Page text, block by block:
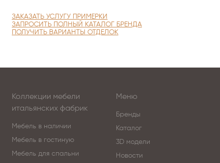
ЗАКАЗАТЬ УСЛУГУ ПРИМЕРКИ
ЗАПРОСИТЬ ПОЛНЫЙ КАТАЛОГ БРЕНДА
ПОЛУЧИТЬ ВАРИАНТЫ ОТДЕЛОК
Коллекции мебели
итальянских фабрик
Мебель в наличии
Мебель в гостиную
Мебель для спальни
Меню
Бренды
Каталог
3D модели
Новости